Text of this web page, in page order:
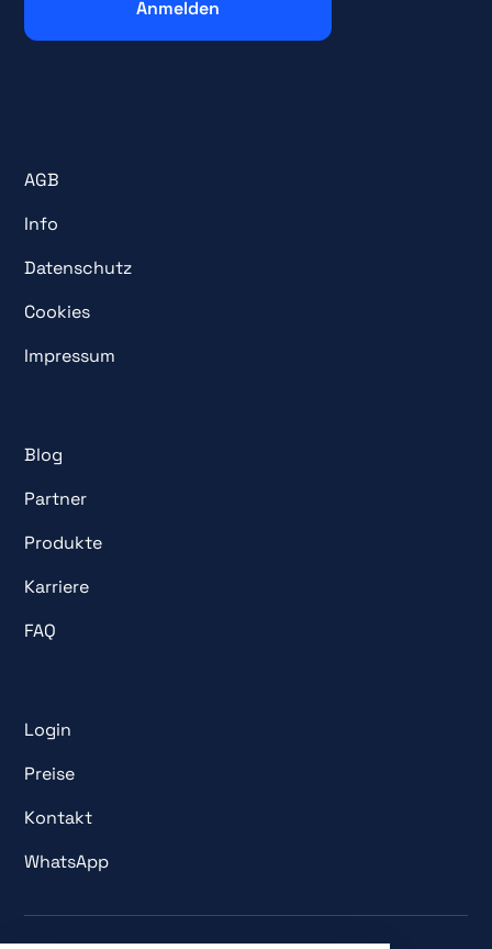
AGB
Info
Datenschutz
Cookies
Impressum
Blog
Partner
Produkte
Karriere
FAQ
Login
Preise
Kontakt
WhatsApp